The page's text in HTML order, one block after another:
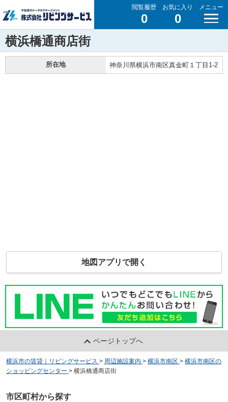
閲覧履歴
0
お気に入り
0
メニュー
横浜橋通商店街
所在地 神奈川県横浜市南区真金町１丁目1-2
地図アプリで開く
ページトップへ
横浜市の賃貸｜リビングサービス > 周辺施設案内 > 横浜市南区 > 横浜市南区の
ショッピングセンター > 横浜橋通商店街
市区町村から探す